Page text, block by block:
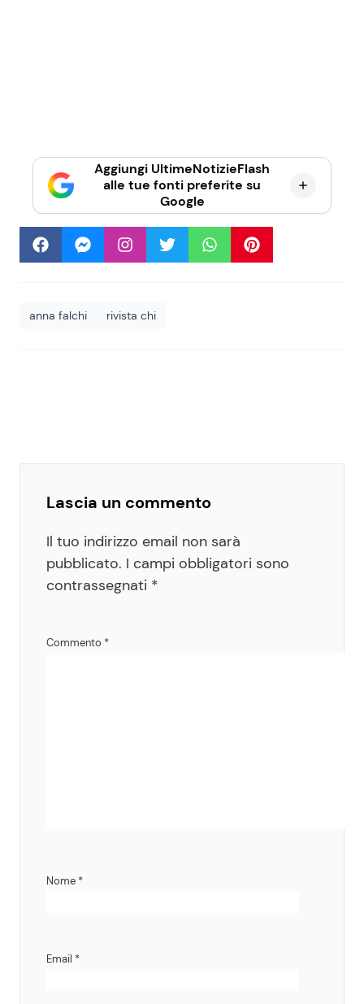
Aggiungi UltimeNotizieFlash
alle tue fonti preferite su
Google
anna falchi rivista chi
Lascia un commento
Il tuo indirizzo email non sarà
pubblicato. I campi obbligatori sono
contrassegnati *
Commento *
Nome *
Email *